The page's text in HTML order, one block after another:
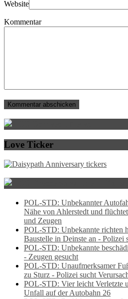
Website
Kommentar
Love Ticker
POL-STD: Unbekannter
Nähe von Ahlerstedt und
und Zeugen
POL-STD: Unbekannte richten
Baustelle in Deinste an - Polizei
POL-STD: Unbekannte
- Zeugen gesucht
POL-STD: Unaufmerksamer
zu Sturz - Polizei sucht
POL-STD: Vier leicht Verletzte
Unfall auf der Autobahn 26